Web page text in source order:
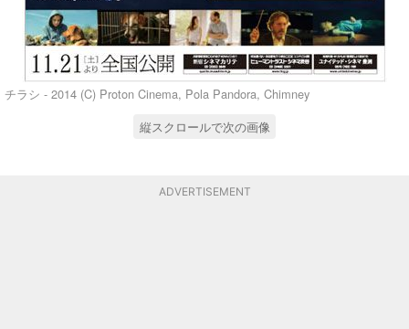
チラシ - 2014 (C) Proton Cinema, Pola Pandora, Chimney
縦スクロールで次の画像
ADVERTISEMENT